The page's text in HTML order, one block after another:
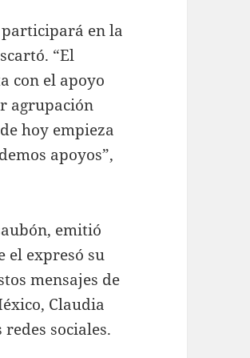
en la
“El
con el apoyo
agrupación
hoy empieza
apoyos”,
emitió
el expresó su
mensajes de
Claudia
sociales.